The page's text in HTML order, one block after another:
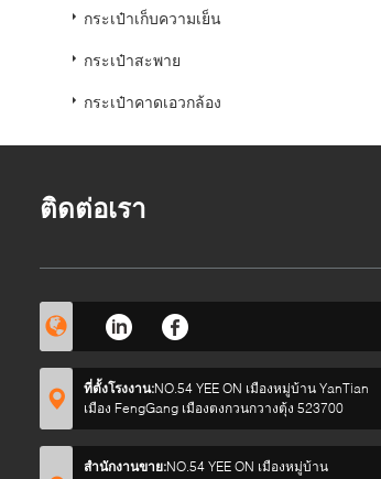
กระเป๋าเก็บความเย็น
กระเป๋าสะพาย
กระเป๋าคาดเอวกล้อง
ติดต่อเรา
ที่ตั้งโรงงาน:NO.54 YEE ON เมืองหมู่บ้าน YanTian
เมือง FengGang เมืองตงกวนกวางตุ้ง 523700
สำนักงานขาย:NO.54 YEE ON เมืองหมู่บ้าน